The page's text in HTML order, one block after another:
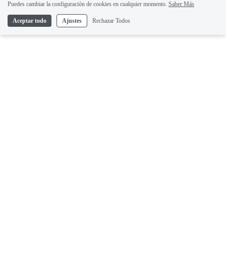
Puedes cambiar la configuración de cookies en cualquier momento. Saber Más
Aceptar todo Ajustes Rechazar Todos